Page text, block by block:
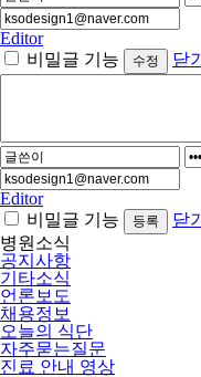
Editor
비밀글 기능
닫기
Editor
비밀글 기능
닫기
병원소식
공지사항
기타소식
언론보도
채용정보
오늘의 식단
자주묻는질문
진료 안내 영상